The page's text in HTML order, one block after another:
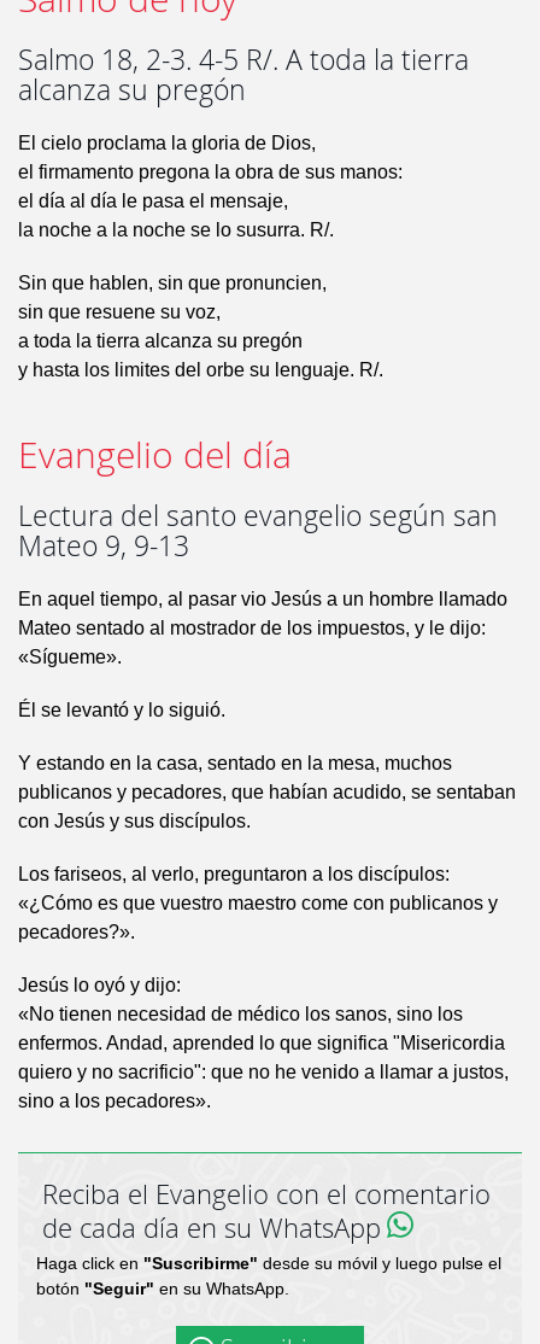
Salmo 18, 2-3. 4-5 R/. A toda la tierra
alcanza su pregón
El cielo proclama la gloria de Dios,
el firmamento pregona la obra de sus manos:
el día al día le pasa el mensaje,
la noche a la noche se lo susurra. R/.
Sin que hablen, sin que pronuncien,
sin que resuene su voz,
a toda la tierra alcanza su pregón
y hasta los limites del orbe su lenguaje. R/.
Evangelio del día
Lectura del santo evangelio según san
Mateo 9, 9-13
En aquel tiempo, al pasar vio Jesús a un hombre llamado
Mateo sentado al mostrador de los impuestos, y le dijo:
«Sígueme».
Él se levantó y lo siguió.
Y estando en la casa, sentado en la mesa, muchos
publicanos y pecadores, que habían acudido, se sentaban
con Jesús y sus discípulos.
Los fariseos, al verlo, preguntaron a los discípulos:
«¿Cómo es que vuestro maestro come con publicanos y
pecadores?».
Jesús lo oyó y dijo:
«No tienen necesidad de médico los sanos, sino los
enfermos. Andad, aprended lo que significa "Misericordia
quiero y no sacrificio": que no he venido a llamar a justos,
sino a los pecadores».
Reciba el Evangelio con el comentario
de cada día en su WhatsApp
Haga click en "Suscribirme" desde su móvil y luego pulse el
botón "Seguir" en su WhatsApp.